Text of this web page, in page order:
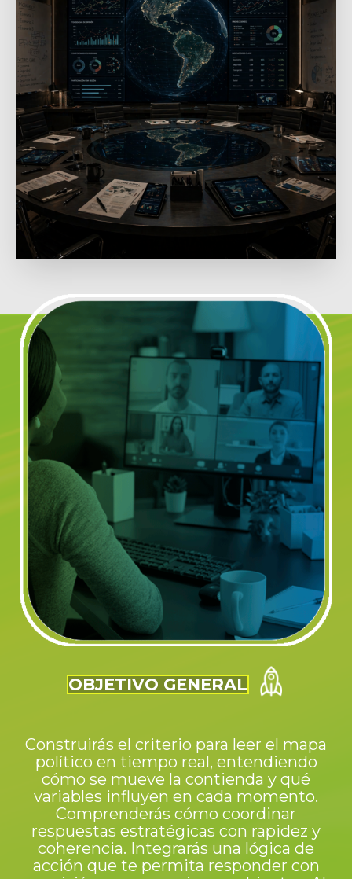
OBJETIVO GENERAL
Construirás el criterio para leer el mapa
político en tiempo real, entendiendo
cómo se mueve la contienda y qué
variables influyen en cada momento.
Comprenderás cómo coordinar
respuestas estratégicas con rapidez y
coherencia. Integrarás una lógica de
acción que te permita responder con